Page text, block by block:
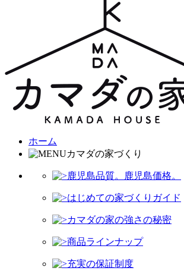
ホーム
カマダの家づくり
鹿児島品質。鹿児島価格。
はじめての家づくりガイド
カマダの家の強さの秘密
商品ラインナップ
充実の保証制度